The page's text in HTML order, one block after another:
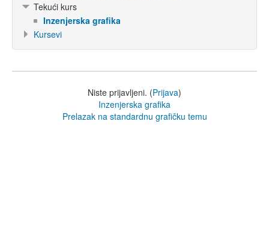
Tekući kurs
Inzenjerska grafika
Kursevi
Niste prijavljeni. (Prijava)
Inzenjerska grafika
Prelazak na standardnu grafičku temu